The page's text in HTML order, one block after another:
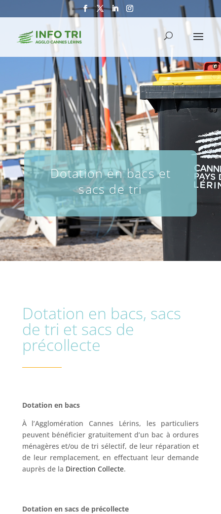
Dotation en bacs et
sacs de tri
Dotation en bacs, sacs
de tri et sacs de
précollecte
Dotation en bacs
À l’Agglomération Cannes Lérins, les particuliers
peuvent bénéficier gratuitement d’un bac à ordures
ménagères et/ou de tri sélectif, de leur réparation et
de leur remplacement, en effectuant leur demande
auprès de la Direction Collecte.
Dotation en sacs de précollecte